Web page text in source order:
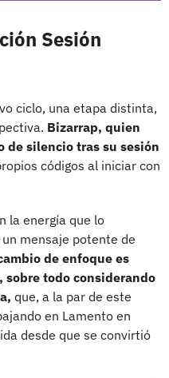
Sesión
ciclo, una etapa distinta,
Bizarrap, quien
de silencio tras su sesión
códigos al iniciar con
la energía que lo
mensaje potente de
de enfoque es
todo considerando
que, a la par de este
en Lamento en
desde que se convirtió